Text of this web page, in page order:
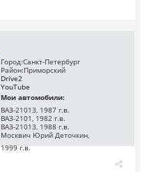
Город:Санкт-Петербург
Район:Приморский
Drive2
YouTube
Мои автомобили:
ВАЗ-21013, 1987 г.в.
ВАЗ-2101, 1982 г.в.
ВАЗ-21013, 1988 г.в.
Москвич Юрий Деточкин,
1999 г.в.